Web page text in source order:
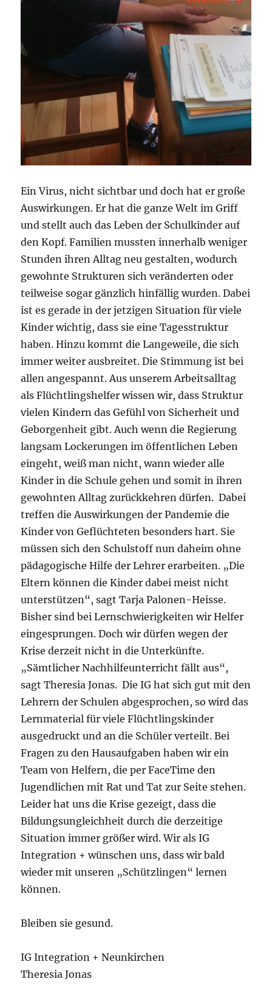
Ein Virus, nicht sichtbar und doch hat er große
Auswirkungen. Er hat die ganze Welt im Griff
und stellt auch das Leben der Schulkinder auf
den Kopf. Familien mussten innerhalb weniger
Stunden ihren Alltag neu gestalten, wodurch
gewohnte Strukturen sich veränderten oder
teilweise sogar gänzlich hinfällig wurden. Dabei
ist es gerade in der jetzigen Situation für viele
Kinder wichtig, dass sie eine Tagesstruktur
haben. Hinzu kommt die Langeweile, die sich
immer weiter ausbreitet. Die Stimmung ist bei
allen angespannt. Aus unserem Arbeitsalltag
als Flüchtlingshelfer wissen wir, dass Struktur
vielen Kindern das Gefühl von Sicherheit und
Geborgenheit gibt. Auch wenn die Regierung
langsam Lockerungen im öffentlichen Leben
eingeht, weiß man nicht, wann wieder alle
Kinder in die Schule gehen und somit in ihren
gewohnten Alltag zurückkehren dürfen. Dabei
treffen die Auswirkungen der Pandemie die
Kinder von Geflüchteten besonders hart. Sie
müssen sich den Schulstoff nun daheim ohne
pädagogische Hilfe der Lehrer erarbeiten. „Die
Eltern können die Kinder dabei meist nicht
unterstützen“, sagt Tarja Palonen-Heisse.
Bisher sind bei Lernschwierigkeiten wir Helfer
eingesprungen. Doch wir dürfen wegen der
Krise derzeit nicht in die Unterkünfte.
„Sämtlicher Nachhilfeunterricht fällt aus“,
sagt Theresia Jonas. Die IG hat sich gut mit den
Lehrern der Schulen abgesprochen, so wird das
Lernmaterial für viele Flüchtlingskinder
ausgedruckt und an die Schüler verteilt. Bei
Fragen zu den Hausaufgaben haben wir ein
Team von Helfern, die per FaceTime den
Jugendlichen mit Rat und Tat zur Seite stehen.
Leider hat uns die Krise gezeigt, dass die
Bildungsungleichheit durch die derzeitige
Situation immer größer wird. Wir als IG
Integration + wünschen uns, dass wir bald
wieder mit unseren „Schützlingen“ lernen
können.
Bleiben sie gesund.
IG Integration + Neunkirchen
Theresia Jonas